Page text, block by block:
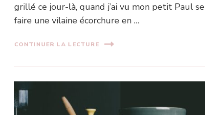
grillé ce jour-là, quand j’ai vu mon petit Paul se
faire une vilaine écorchure en …
CONTINUER LA LECTURE